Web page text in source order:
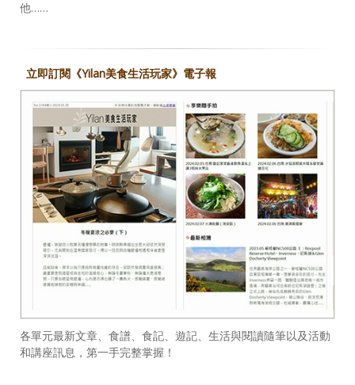
他……
立即訂閱《Yilan美食生活玩家》電子報
各單元最新文章、食譜、食記、遊記、生活與閱讀隨筆以及活動
和講座訊息，第一手完整掌握！